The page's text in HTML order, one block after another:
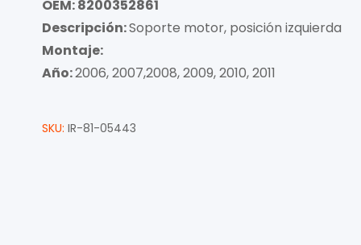
OEM: 8200352861
Descripción:Soporte motor, posición izquierda
Montaje:
Año:2006, 2007,2008, 2009, 2010, 2011
SKU: IR-81-05443